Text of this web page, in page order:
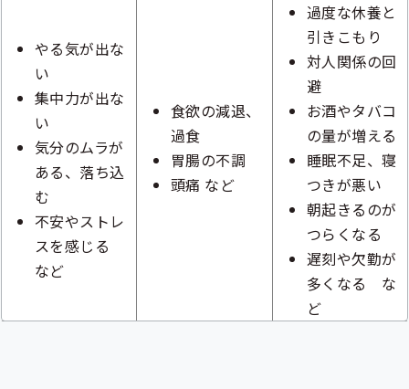
やる気が出な
い
集中力が出な
い
気分のムラが
ある、落ち込
む
不安やストレ
スを感じる
など
食欲の減退、
過食
胃腸の不調
頭痛 など
過度な休養と
引きこもり
対人関係の回
避
お酒やタバコ
の量が増える
睡眠不足、寝
つきが悪い
朝起きるのが
つらくなる
遅刻や欠勤が
多くなる な
ど